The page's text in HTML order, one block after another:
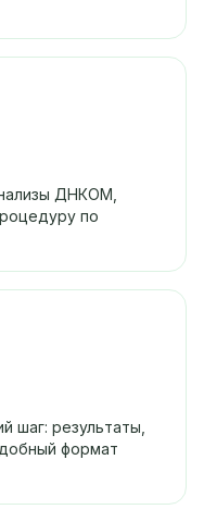
ДНКОМ,
по
шаг: результаты,
формат